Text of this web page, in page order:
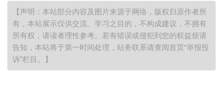
【声明：本站部分内容及图片来源于网络，版权归原作者所
有，本站展示仅供交流、学习之目的，不构成建议，不拥有
所有权，请读者理性参考。若有错误或侵犯到您的权益烦请
告知，本站将于第一时间处理，站务联系请查阅首页“举报投
诉”栏目。】